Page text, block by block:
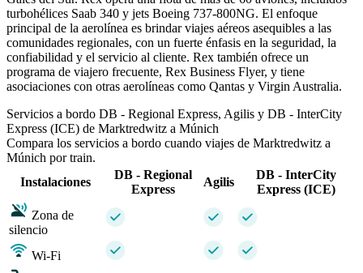
turbohélices Saab 340 y jets Boeing 737-800NG. El enfoque
principal de la aerolínea es brindar viajes aéreos asequibles a las
comunidades regionales, con un fuerte énfasis en la seguridad, la
confiabilidad y el servicio al cliente. Rex también ofrece un
programa de viajero frecuente, Rex Business Flyer, y tiene
asociaciones con otras aerolíneas como Qantas y Virgin Australia.
Servicios a bordo DB - Regional Express, Agilis y DB - InterCity
Express (ICE) de Marktredwitz a Múnich
Compara los servicios a bordo cuando viajes de Marktredwitz a
Múnich por train.
Instalaciones
DB - Regional
Express
Agilis
DB - InterCity
Express (ICE)
Zona de
silencio
Wi-Fi